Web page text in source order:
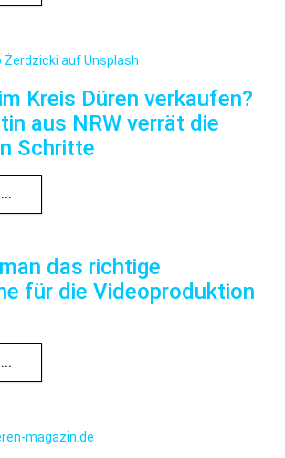
Kreis Düren verkaufen?
aus NRW verrät die
Schritte
das richtige
für die Videoproduktion